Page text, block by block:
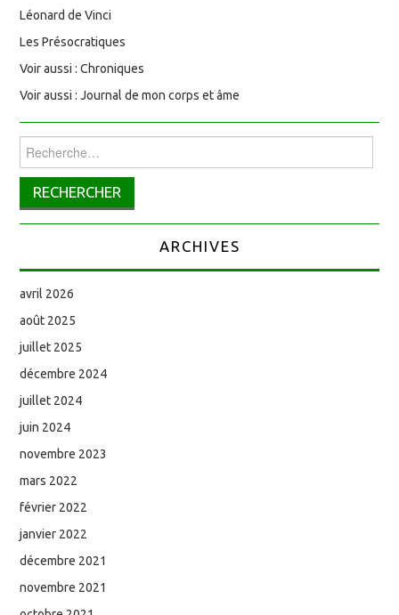
Léonard de Vinci
Les Présocratiques
Voir aussi : Chroniques
Voir aussi : Journal de mon corps et âme
Rechercher :
ARCHIVES
avril 2026
août 2025
juillet 2025
décembre 2024
juillet 2024
juin 2024
novembre 2023
mars 2022
février 2022
janvier 2022
décembre 2021
novembre 2021